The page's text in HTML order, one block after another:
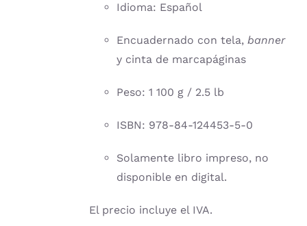
Idioma: Español
Encuadernado con tela,banner
y cinta de marcapáginas
Peso: 1 100 g / 2.5 lb
ISBN: 978-84-124453-5-0
Solamente libro impreso, no
disponible en digital.
El precio incluye el IVA.